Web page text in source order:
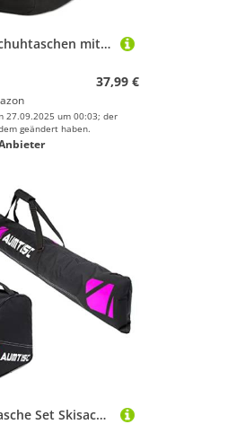
AUMTISC Skischuhtaschen mit Helmfach und Rucksackgurten, Skirucksack Skischuhrucksack mit Helmtasche, Skitasche Siksack für Skistiefel, Schlittschuhe, Snowboard (Schwarz, 45L)
37,99 €
27.09.2025 um 00:03; der
geändert haben.
AUMTISC Skitasche Set Skisack &Skischuhtasche Längenverstellbare Bis 200 cm für 1 Paar Ski & Skischuhe